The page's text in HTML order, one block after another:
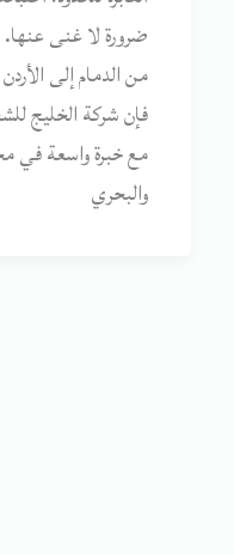
ضرورة لا غنى
من الدمام إلى
فإن شركة الخليج
مع خبرة واسعة في
والبحري